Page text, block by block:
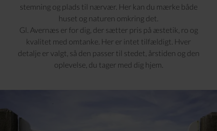
stemning og plads til nærvær. Her kan du mærke både
huset og naturen omkring det.
Gl. Avernæs er for dig, der sætter pris på æstetik, ro og
kvalitet med omtanke. Her er intet tilfældigt. Hver
detalje er valgt, så den passer til stedet, årstiden og den
oplevelse, du tager med dig hjem.